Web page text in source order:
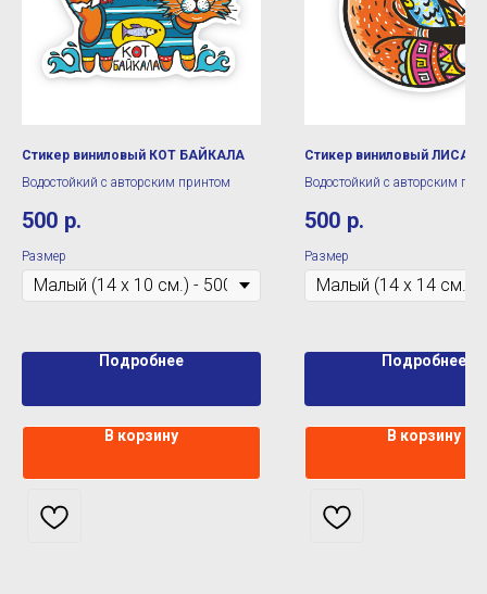
Стикер виниловый КОТ БАЙКАЛА
Водостойкий с авторским принтом
500 р.
Размер
Подробнее
В корзину
Стикер виниловый ЛИСА
Водостойкий с авторским
500 р.
Размер
Подробнее
В корзину